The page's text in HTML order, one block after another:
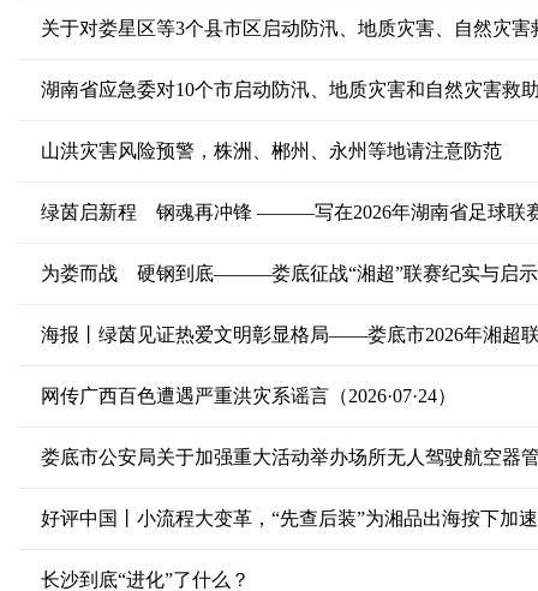
关于对娄星区等3个县市区启动防汛、地质灾害、自然灾
湖南省应急委对10个市启动防汛、地质灾害和自然灾害救
山洪灾害风险预警，株洲、郴州、永州等地请注意防范
绿茵启新程 钢魂再冲锋 ———写在2026年湖南省足球联
为娄而战 硬钢到底———娄底征战“湘超”联赛纪实与启示
海报丨绿茵见证热爱文明彰显格局——娄底市2026年湘超
网传广西百色遭遇严重洪灾系谣言（2026·07·24）
娄底市公安局关于加强重大活动举办场所无人驾驶航空器
好评中国丨小流程大变革，“先查后装”为湘品出海按下加
长沙到底“进化”了什么？